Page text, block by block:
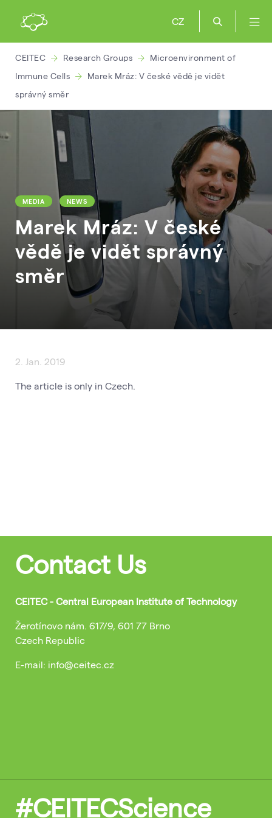
CZ
CEITEC Research Groups
Microenvironment of
Immune Cells
Marek Mráz: V české vědě je vidět
správný směr
MEDIA NEWS
Marek Mráz: V české
vědě je vidět správný
směr
2. Jan. 2019
The article is only in Czech.
Contact Us
CEITEC - Central European Institute of Technology
Žerotínovo nám. 617/9, 601 77 Brno
Czech Republic
E-mail: info@ceitec.cz
#CEITECScience